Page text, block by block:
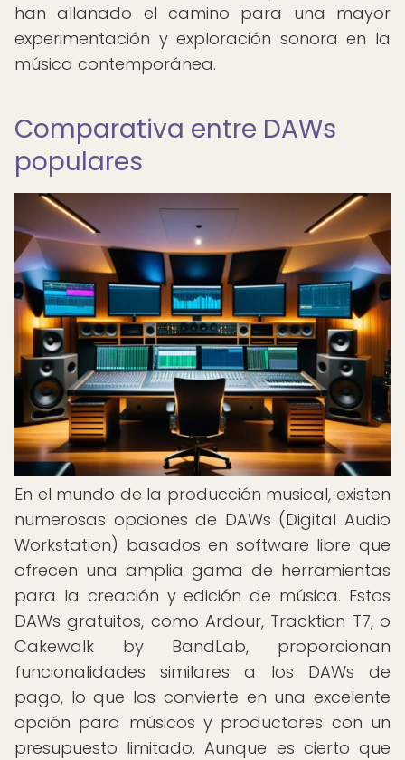
han allanado el camino para una mayor
experimentación y exploración sonora en la
música contemporánea.
Comparativa entre DAWs
populares
En el mundo de la producción musical, existen
numerosas opciones de DAWs (Digital Audio
Workstation) basados en software libre que
ofrecen una amplia gama de herramientas
para la creación y edición de música. Estos
DAWs gratuitos, como Ardour, Tracktion T7, o
Cakewalk by BandLab, proporcionan
funcionalidades similares a los DAWs de
pago, lo que los convierte en una excelente
opción para músicos y productores con un
presupuesto limitado. Aunque es cierto que